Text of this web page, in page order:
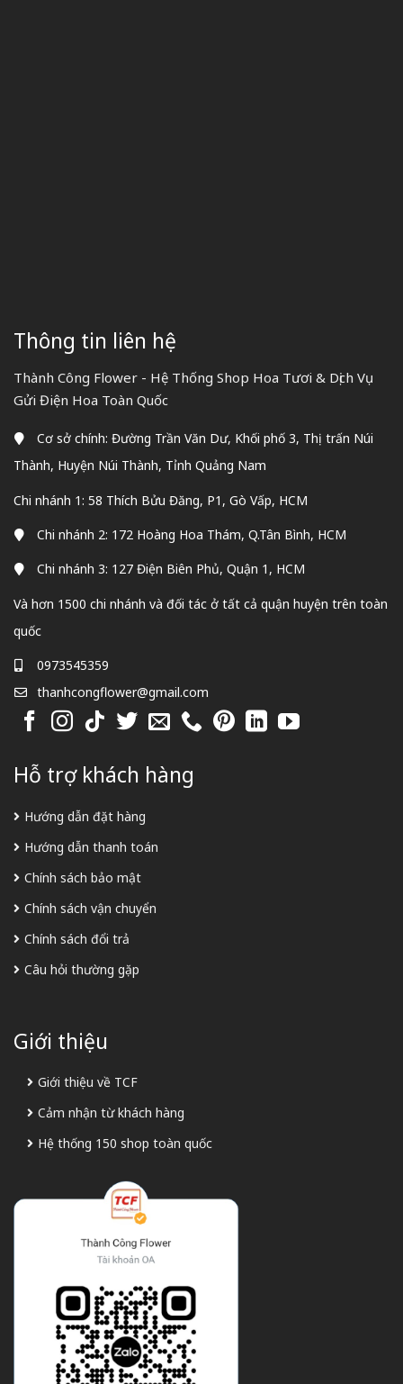
Thông tin liên hệ
Thành Công Flower - Hệ Thống Shop Hoa Tươi & Dịch Vụ
Gửi Điện Hoa Toàn Quốc
Cơ sở chính: Đường Trần Văn Dư, Khối phố 3, Thị trấn Núi
Thành, Huyện Núi Thành, Tỉnh Quảng Nam
Chi nhánh 1: 58 Thích Bửu Đăng, P1, Gò Vấp, HCM
Chi nhánh 2: 172 Hoàng Hoa Thám, Q.Tân Bình, HCM
Chi nhánh 3: 127 Điện Biên Phủ, Quận 1, HCM
Và hơn 1500 chi nhánh và đối tác ở tất cả quận huyện trên toàn
quốc
0973545359
thanhcongflower@gmail.com
Hỗ trợ khách hàng
Hướng dẫn đặt hàng
Hướng dẫn thanh toán
Chính sách bảo mật
Chính sách vận chuyển
Chính sách đổi trả
Câu hỏi thường gặp
Giới thiệu
Giới thiệu về TCF
Cảm nhận từ khách hàng
Hệ thống 150 shop toàn quốc